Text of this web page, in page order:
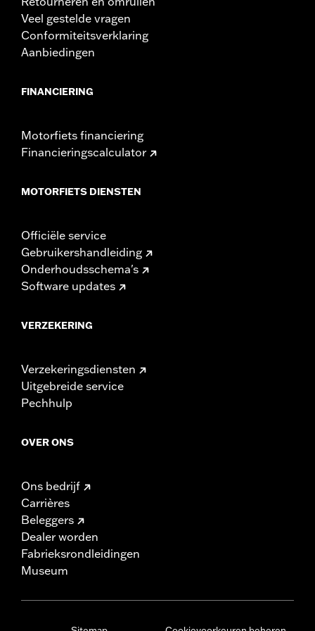
Veel gestelde vragen
Conformiteitsverklaring
Aanbiedingen
FINANCIERING
Motorfiets financiering
Financieringscalculator
MOTORFIETS DIENSTEN
Officiële service
Gebruikershandleiding
Onderhoudsschema's
Software updates
VERZEKERING
Verzekeringsdiensten
Uitgebreide service
Pechhulp
OVER ONS
Ons bedrijf
Carrières
Beleggers
Dealer worden
Fabrieksrondleidingen
Museum